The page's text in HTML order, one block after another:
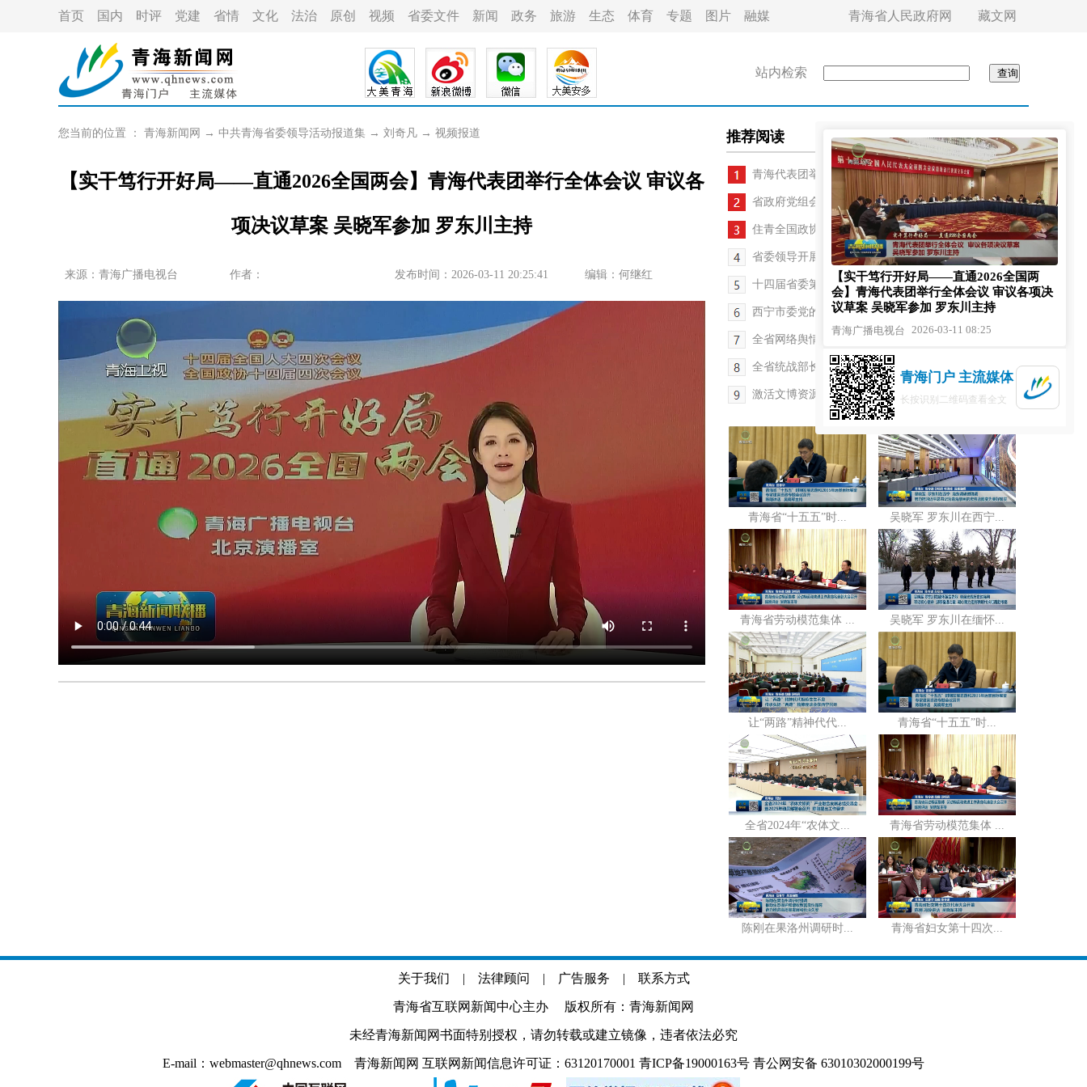
首页 国内 时评 党建 省情 文化 法治 原创 视频 省委文件 新闻 政务 旅游 生态 体育 专题 图片 融媒 青海省人民政府网 藏文网
站内检索
您当前的位置 ： 青海新闻网 → 中共青海省委领导活动报道集 → 刘奇凡 → 视频报道
【实干笃行开好局——直通2026全国两会】青海代表团举行全体会议 审议各
项决议草案 吴晓军参加 罗东川主持
来源：青海广播电视台 作者： 发布时间：2026-03-11 20:25:41 编辑：何继红
推荐阅读
青海代表团举行全体会议 吴晓军罗东川发言
省政府党组会议召开 罗东川主持
住青全国政协委员认真讨论“两高”工作报告
省委领导开展春节走访慰问活动
十四届省委第十轮巡视动员部署会议召开
西宁市委党的建设工作领导小组会议召开
全省网络舆情专项工作部署会议召开
全省统战部长会议召开 班果出席
激活文博资源育人效能 厚植中华民族共同体意识
青海省“十五五”时...
青海省劳动模范集体 ...
让“两路”精神代代...
全省2024年“农体文...
陈刚在果洛州调研时...
吴晓军 罗东川在西宁...
吴晓军 罗东川在缅怀...
青海省“十五五”时...
青海省劳动模范集体 ...
青海省妇女第十四次...
关于我们 | 法律顾问 | 广告服务 | 联系方式
青海省互联网新闻中心主办 版权所有：青海新闻网
未经青海新闻网书面特别授权，请勿转载或建立镜像，违者依法必究
E-mail：webmaster@qhnews.com 青海新闻网 互联网新闻信息许可证：63120170001 青ICP备19000163号 青公网安备 63010302000199号
【实干笃行开好局——直通2026全国两
会】青海代表团举行全体会议 审议各项决
议草案 吴晓军参加 罗东川主持
青海广播电视台 2026-03-11 08:25
青海门户 主流媒体
长按识别二维码查看全文